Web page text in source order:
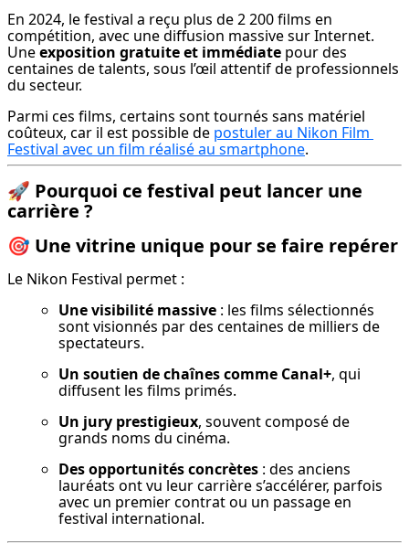
En 2024, le festival a reçu plus de 2 200 films en
compétition, avec une diffusion massive sur Internet.
Une exposition gratuite et immédiate pour des
centaines de talents, sous l’œil attentif de professionnels
du secteur.
Parmi ces films, certains sont tournés sans matériel
coûteux, car il est possible de postuler au Nikon Film
Festival avec un film réalisé au smartphone.
🚀 Pourquoi ce festival peut lancer une
carrière ?
🎯 Une vitrine unique pour se faire repérer
Le Nikon Festival permet :
Une visibilité massive : les films sélectionnés
sont visionnés par des centaines de milliers de
spectateurs.
Un soutien de chaînes comme Canal+, qui
diffusent les films primés.
Un jury prestigieux, souvent composé de
grands noms du cinéma.
Des opportunités concrètes : des anciens
lauréats ont vu leur carrière s’accélérer, parfois
avec un premier contrat ou un passage en
festival international.